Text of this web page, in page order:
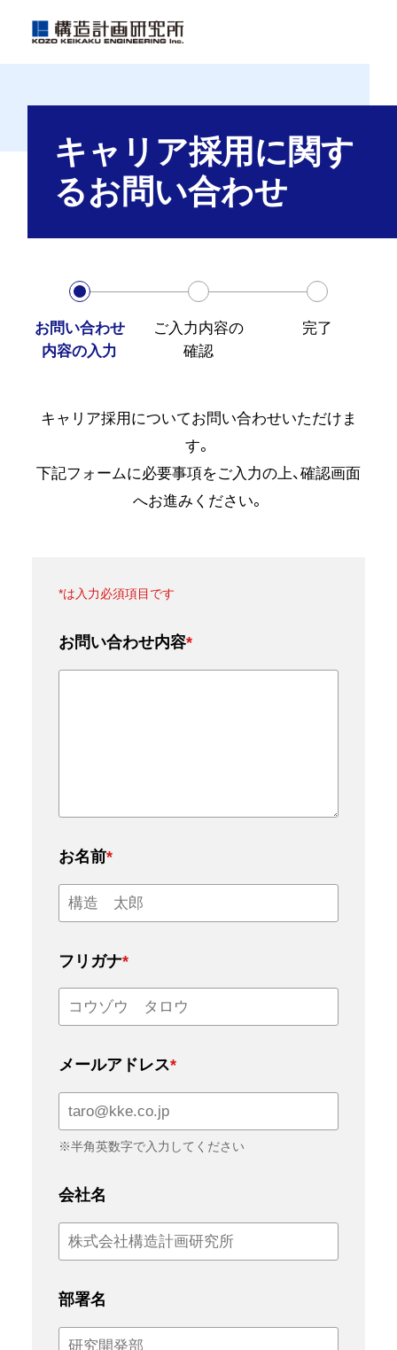
キャリア採用に関す
るお問い合わせ
お問い合わせ
内容の入力
ご入力内容の
確認
完了
キャリア採用についてお問い合わせいただけま
す。
下記フォームに必要事項をご入力の上、確認画面
へお進みください。
*は入力必須項目です
お問い合わせ内容*
お名前*
フリガナ*
メールアドレス*
※半角英数字で入力してください
会社名
部署名